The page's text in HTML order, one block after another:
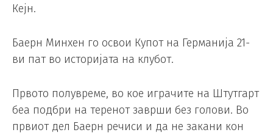
Кејн.
Баерн Минхен го освои Купот на Германија 21-
ви пат во историјата на клубот.
Првото полувреме, во кое играчите на Штутгарт
беа подбри на теренот заврши без голови. Во
првиот дел Баерн речиси и да не закани кон